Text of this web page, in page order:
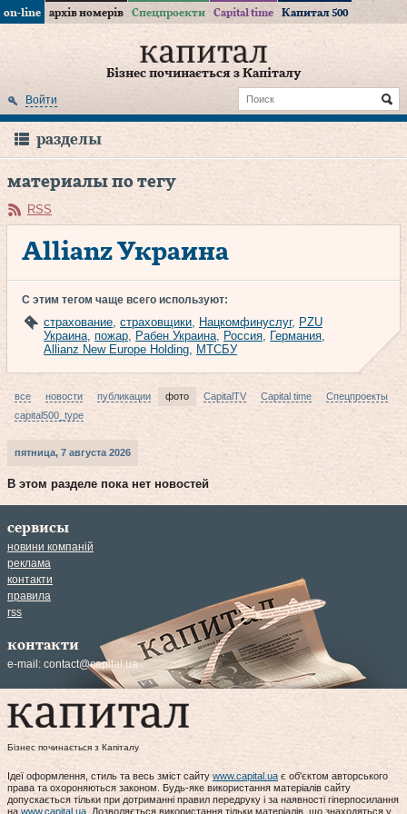
on-line архів номерів Спецпроекти Capital time Капитал 500
Бізнес починається з Капіталу
Войти
разделы
материалы по тегу
RSS
Allianz Украина
С этим тегом чаще всего используют:
страхование, страховщики, Нацкомфинуслуг, PZU
Украина, пожар, Рабен Украина, Россия, Германия,
Allianz New Europe Holding, МТСБУ
все новости публикации фото CapitalTV Capital time
Спецпроекты
capital500_type
пятница, 7 августа 2026
В этом разделе пока нет новостей
сервисы
новини компаній
реклама
контакти
правила
rss
контакти
e-mail: contact@capital.ua
Бізнес починається з Капіталу
Ідеї оформлення, стиль та весь зміст сайту www.capital.ua є об'єктом авторського
права та охороняються законом. Будь-яке використання матеріалів сайту
допускається тільки при дотриманні правил передруку і за наявності гіперпосилання
на www.capital.ua . Дозволяється використання тільки матеріалів, що знаходяться у